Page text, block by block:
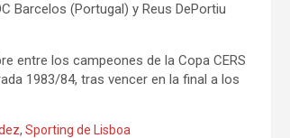
Barcelos (Portugal) y Reus DePortiu
entre los campeones de la Copa CERS
1983/84, tras vencer en la final a los
, Sporting de Lisboa